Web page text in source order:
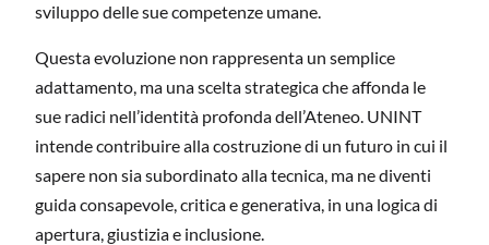
sviluppo delle sue competenze umane.
Questa evoluzione non rappresenta un semplice
adattamento, ma una scelta strategica che affonda le
sue radici nell’identità profonda dell’Ateneo. UNINT
intende contribuire alla costruzione di un futuro in cui il
sapere non sia subordinato alla tecnica, ma ne diventi
guida consapevole, critica e generativa, in una logica di
apertura, giustizia e inclusione.